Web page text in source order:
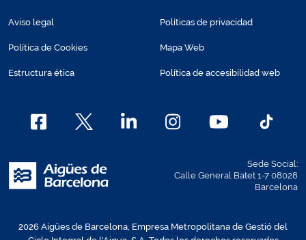
Aviso legal
Política de Cookies
Estructura ética
Políticas de privacidad
Mapa Web
Política de accesibilidad web
Sede Social:
Calle General Batet 1-7 08028
Barcelona
2026 Aigües de Barcelona, Empresa Metropolitana de Gestió del